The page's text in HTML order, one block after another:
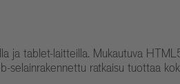
ja tablet-laitteilla. Mukautuva
ratkaisu tuottaa